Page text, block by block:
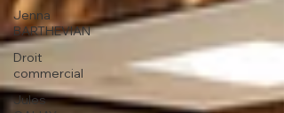
Jenna
BARTHEVIAN
Droit
commercial
Jules